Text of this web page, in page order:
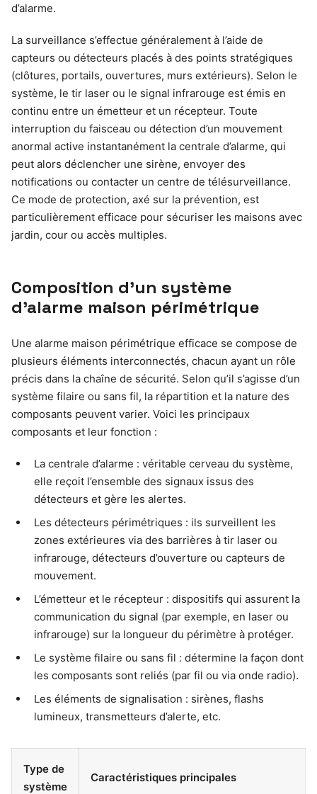
d’alarme.
La surveillance s’effectue généralement à l’aide de
capteurs ou détecteurs placés à des points stratégiques
(clôtures, portails, ouvertures, murs extérieurs). Selon le
système, le tir laser ou le signal infrarouge est émis en
continu entre un émetteur et un récepteur. Toute
interruption du faisceau ou détection d’un mouvement
anormal active instantanément la centrale d’alarme, qui
peut alors déclencher une sirène, envoyer des
notifications ou contacter un centre de télésurveillance.
Ce mode de protection, axé sur la prévention, est
particulièrement efficace pour sécuriser les maisons avec
jardin, cour ou accès multiples.
Composition d’un système
d’alarme maison périmétrique
Une alarme maison périmétrique efficace se compose de
plusieurs éléments interconnectés, chacun ayant un rôle
précis dans la chaîne de sécurité. Selon qu’il s’agisse d’un
système filaire ou sans fil, la répartition et la nature des
composants peuvent varier. Voici les principaux
composants et leur fonction :
La centrale d’alarme : véritable cerveau du système,
elle reçoit l’ensemble des signaux issus des
détecteurs et gère les alertes.
Les détecteurs périmétriques : ils surveillent les
zones extérieures via des barrières à tir laser ou
infrarouge, détecteurs d’ouverture ou capteurs de
mouvement.
L’émetteur et le récepteur : dispositifs qui assurent la
communication du signal (par exemple, en laser ou
infrarouge) sur la longueur du périmètre à protéger.
Le système filaire ou sans fil : détermine la façon dont
les composants sont reliés (par fil ou via onde radio).
Les éléments de signalisation : sirènes, flashs
lumineux, transmetteurs d’alerte, etc.
Type de
système
Caractéristiques principales